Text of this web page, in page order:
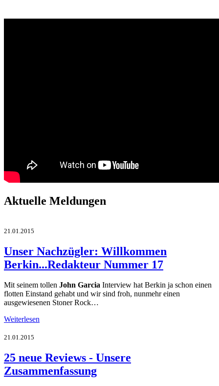
Aktuelle Meldungen
21.01.2015
Unser Nachzügler: Willkommen
Berkin...Redakteur Nummer 17
Mit seinem tollen John Garcia Interview hat Berkin ja schon einen
flotten Einstand gehabt und wir sind froh, nunmehr einen
ausgewiesenen Stoner Rock…
Weiterlesen
21.01.2015
25 neue Reviews - Unsere
Zusammenfassung